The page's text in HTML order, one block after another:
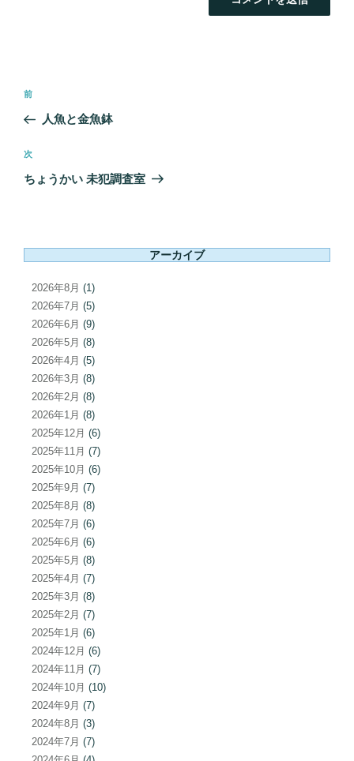
ナ
ビ
ー
ン
前
の
稿
前
人魚と金魚鉢
次
の
次
ちょうかい 未犯調査室
アーカイブ
2026年8月 (1)
2026年7月 (5)
2026年6月 (9)
2026年5月 (8)
2026年4月 (5)
2026年3月 (8)
2026年2月 (8)
2026年1月 (8)
2025年12月 (6)
2025年11月 (7)
2025年10月 (6)
2025年9月 (7)
2025年8月 (8)
2025年7月 (6)
2025年6月 (6)
2025年5月 (8)
2025年4月 (7)
2025年3月 (8)
2025年2月 (7)
2025年1月 (6)
2024年12月 (6)
2024年11月 (7)
2024年10月 (10)
2024年9月 (7)
2024年8月 (3)
2024年7月 (7)